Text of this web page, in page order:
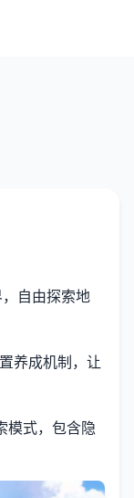
自由探索地
养成机制，让
模式，包含隐